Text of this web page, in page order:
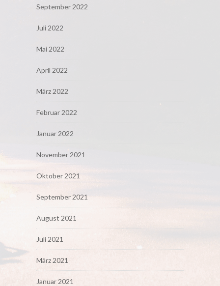
September 2022
Juli 2022
Mai 2022
April 2022
März 2022
Februar 2022
Januar 2022
November 2021
Oktober 2021
September 2021
August 2021
Juli 2021
März 2021
Januar 2021